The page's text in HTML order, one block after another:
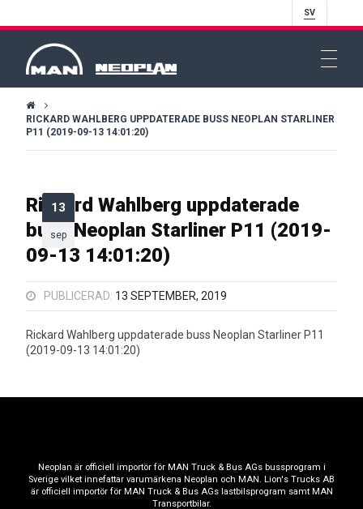
SV
RICKARD WAHLBERG UPPDATERADE BUSS NEOPLAN STARLINER
P11 (2019-09-13 14:01:20)
13
sep
Rickard Wahlberg uppdaterade
buss Neoplan Starliner P11 (2019-
09-13 14:01:20)
PUBLICERAD: 13 SEPTEMBER, 2019
Rickard Wahlberg uppdaterade buss Neoplan Starliner P11
(2019-09-13 14:01:20)
Neoplan är officiell importör för MAN Truck & Bus AGs bussprogram i
Sverige vilket innefattar varumärkena Neoplan och MAN. Lion's Trucks AB
är officiell importör för MAN Truck & Bus AGs lastbilsprogram samt MAN
Transportbilar.